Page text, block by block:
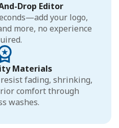
Drop Editor
your logo,
more, no experience
Materials
fading, shrinking,
comfort through
washes.